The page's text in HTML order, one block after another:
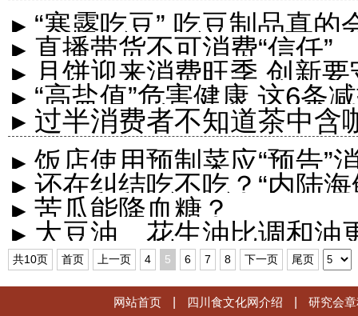
▸ “寒露吃豆” 吃豆制品真的
▸ 直播带货不可消费“信任”
▸ 月饼迎来消费旺季 创新
▸ “高盐值”危害健康 这6条
▸ 过半消费者不知道茶中含
▸ 饭店使用预制菜应“预告”
▸ 还在纠结吃不吃？“内陆海
▸ 苦瓜能降血糖？
▸ 大豆油、花生油比调和油
共10页 首页 上一页 4 5 6 7 8 下一页 尾页
网站首页 四川食文化网介绍 研究会